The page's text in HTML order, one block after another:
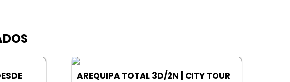
AREQUIPA TOTAL 3D/2N | CITY TOUR